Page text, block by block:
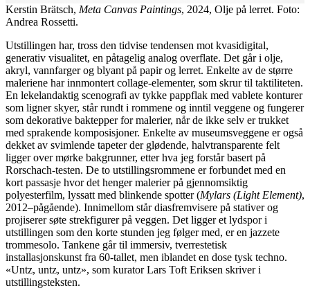
Kerstin Brätsch, Meta Canvas Paintings, 2024, Olje på lerret. Foto:
Andrea Rossetti.
Utstillingen har, tross den tidvise tendensen mot kvasidigital,
generativ visualitet, en påtagelig analog overflate. Det går i olje,
akryl, vannfarger og blyant på papir og lerret. Enkelte av de større
maleriene har innmontert collage-elementer, som skrur til taktiliteten.
En lekelandaktig scenografi av tykke pappflak med vablete konturer
som ligner skyer, står rundt i rommene og inntil veggene og fungerer
som dekorative baktepper for malerier, når de ikke selv er trukket
med sprakende komposisjoner. Enkelte av museumsveggene er også
dekket av svimlende tapeter der glødende, halvtransparente felt
ligger over mørke bakgrunner, etter hva jeg forstår basert på
Rorschach-testen. De to utstillingsrommene er forbundet med en
kort passasje hvor det henger malerier på gjennomsiktig
polyesterfilm, lyssatt med blinkende spotter (Mylars (Light Element),
2012–pågående). Innimellom står diasfremvisere på stativer og
projiserer søte strekfigurer på veggen. Det ligger et lydspor i
utstillingen som den korte stunden jeg følger med, er en jazzete
trommesolo. Tankene går til immersiv, tverrestetisk
installasjonskunst fra 60-tallet, men iblandet en dose tysk techno.
«Untz, untz, untz», som kurator Lars Toft Eriksen skriver i
utstillingsteksten.